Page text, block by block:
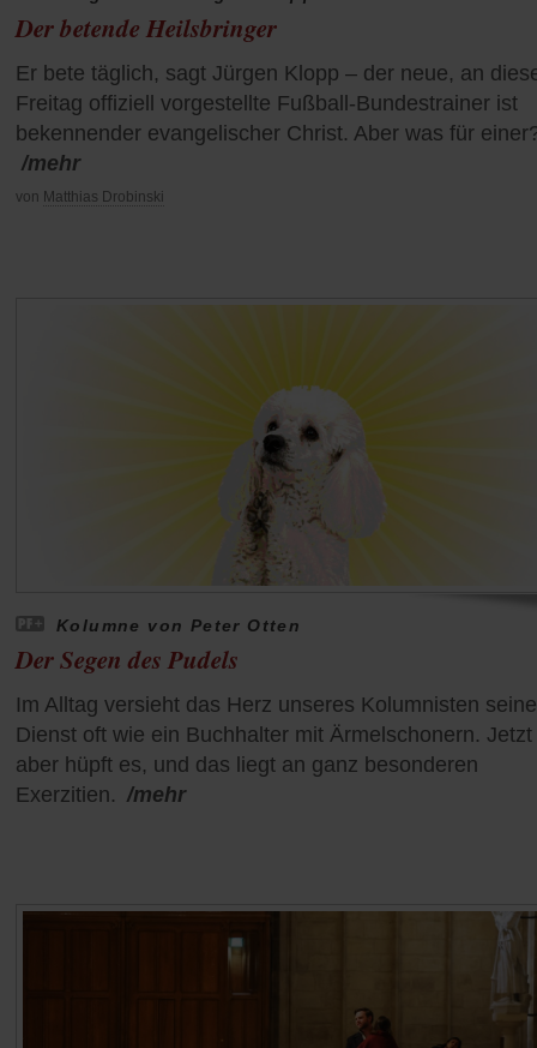
Der betende Heilsbringer
Er bete täglich, sagt Jürgen Klopp – der neue, an
Freitag offiziell vorgestellte Fußball-Bundestrainer ist
bekennender evangelischer Christ. Aber was für
/mehr
von Matthias Drobinski
Kolumne von Peter Otten
Der Segen des Pudels
Im Alltag versieht das Herz unseres Kolumnisten
Dienst oft wie ein Buchhalter mit Ärmelschonern. Jetzt
aber hüpft es, und das liegt an ganz besonderen
Exerzitien. /mehr